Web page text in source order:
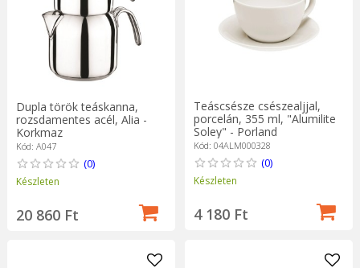
Dupla török teáskanna,
rozsdamentes acél, Alia -
Korkmaz
Kód: A047
(0)
Készleten
20 860 Ft
Teáscsésze csészealjjal,
porcelán, 355 ml, "Alumilite
Soley" - Porland
Kód: 04ALM000328
(0)
Készleten
4 180 Ft